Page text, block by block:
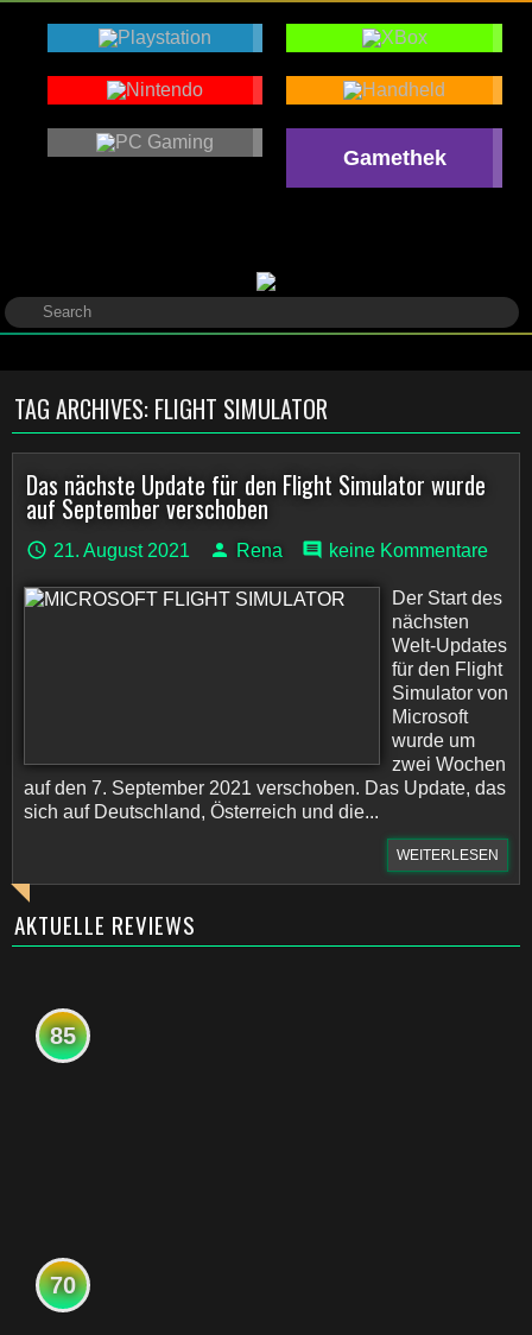
Gamethek
TAG ARCHIVES: FLIGHT SIMULATOR
Das nächste Update für den Flight Simulator wurde
auf September verschoben
21. August 2021 Rena keine Kommentare
Der Start des
nächsten
Welt-Updates
für den Flight
Simulator von
Microsoft
wurde um
zwei Wochen
auf den 7. September 2021 verschoben. Das Update, das
sich auf Deutschland, Österreich und die...
WEITERLESEN
AKTUELLE REVIEWS
85
70